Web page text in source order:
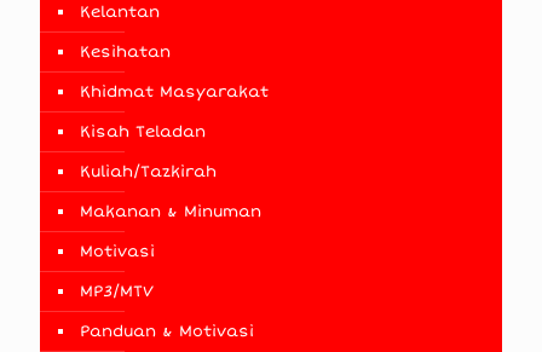
Kelantan
Kesihatan
Khidmat Masyarakat
Kisah Teladan
Kuliah/Tazkirah
Makanan & Minuman
Motivasi
MP3/MTV
Panduan & Motivasi